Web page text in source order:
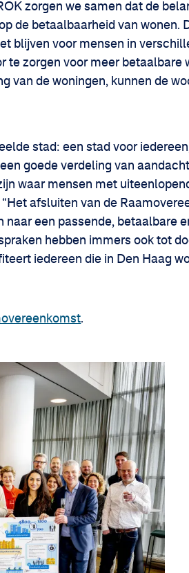
zorgen we samen dat de
de betaalbaarheid van wonen.
blijven voor mensen in
te zorgen voor meer betaalbare
van de woningen, kunnen de
stad: een stad voor
goede verdeling van
waar mensen met
afsluiten van de
een passende, betaalbare
hebben immers ook tot
iedereen die in Den Haag
.